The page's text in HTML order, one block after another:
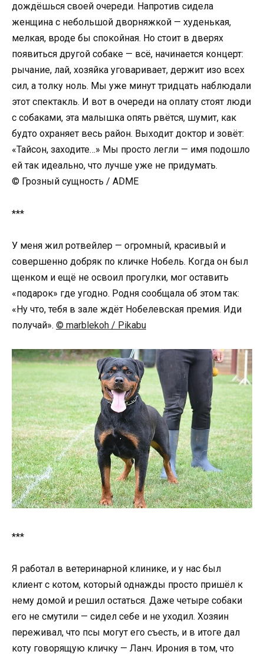
дождёшься своей очереди. Напротив сидела
женщина с небольшой дворняжкой — худенькая,
мелкая, вроде бы спокойная. Но стоит в дверях
появиться другой собаке — всё, начинается концерт:
рычание, лай, хозяйка уговаривает, держит изо всех
сил, а толку ноль. Мы уже минут тридцать наблюдали
этот спектакль. И вот в очереди на оплату стоят люди
с собаками, эта малышка опять рвётся, шумит, как
будто охраняет весь район. Выходит доктор и зовёт:
«Тайсон, заходите…» Мы просто легли — имя подошло
ей так идеально, что лучше уже не придумать.
© Грозный сущность / ADME
***
У меня жил ротвейлер — огромный, красивый и
совершенно добряк по кличке Нобель. Когда он был
щенком и ещё не освоил прогулки, мог оставить
«подарок» где угодно. Родня сообщала об этом так:
«Ну что, тебя в зале ждёт Нобелевская премия. Иди
получай». © marblekoh / Pikabu
***
Я работал в ветеринарной клинике, и у нас был
клиент с котом, который однажды просто пришёл к
нему домой и решил остаться. Даже четыре собаки
его не смутили — сидел себе и не уходил. Хозяин
переживал, что псы могут его съесть, и в итоге дал
коту говорящую кличку — Ланч. Ирония в том, что